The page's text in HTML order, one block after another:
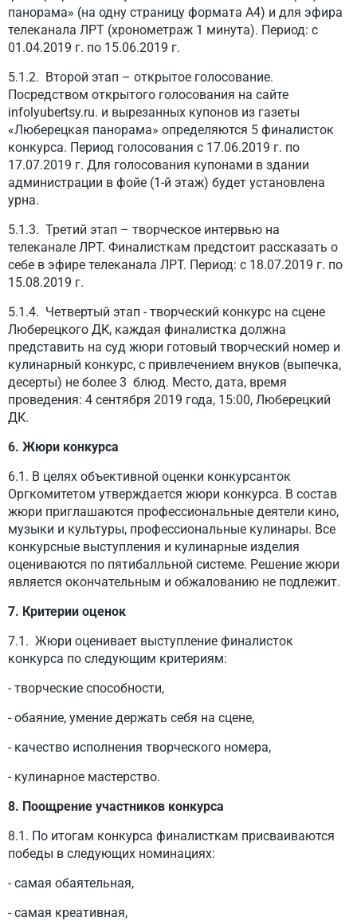
панорама» (на одну страницу формата А4) и для эфира
телеканала ЛРТ (хронометраж 1 минута). Период: с
01.04.2019 г. по 15.06.2019 г.
5.1.2. Второй этап – открытое голосование.
Посредством открытого голосования на сайте
infolyubertsy.ru. и вырезанных купонов из газеты
«Люберецкая панорама» определяются 5 финалисток
конкурса. Период голосования с 17.06.2019 г. по
17.07.2019 г. Для голосования купонами в здании
администрации в фойе (1-й этаж) будет установлена
урна.
5.1.3. Третий этап – творческое интервью на
телеканале ЛРТ. Финалисткам предстоит рассказать о
себе в эфире телеканала ЛРТ. Период: с 18.07.2019 г. по
15.08.2019 г.
5.1.4. Четвертый этап - творческий конкурс на сцене
Люберецкого ДК, каждая финалистка должна
представить на суд жюри готовый творческий номер и
кулинарный конкурс, с привлечением внуков (выпечка,
десерты) не более 3 блюд. Место, дата, время
проведения: 4 сентября 2019 года, 15:00, Люберецкий
ДК.
6. Жюри конкурса
6.1. В целях объективной оценки конкурсанток
Оргкомитетом утверждается жюри конкурса. В состав
жюри приглашаются профессиональные деятели кино,
музыки и культуры, профессиональные кулинары. Все
конкурсные выступления и кулинарные изделия
оцениваются по пятибалльной системе. Решение жюри
является окончательным и обжалованию не подлежит.
7. Критерии оценок
7.1. Жюри оценивает выступление финалисток
конкурса по следующим критериям:
- творческие способности,
- обаяние, умение держать себя на сцене,
- качество исполнения творческого номера,
- кулинарное мастерство.
8. Поощрение участников конкурса
8.1. По итогам конкурса финалисткам присваиваются
победы в следующих номинациях:
- самая обаятельная,
- самая креативная,